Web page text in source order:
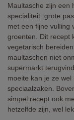
Maultasche zijn een
specialiteit: grote
met een fijne vulling
groenten. Dit recept
vegetarisch
maultaschen niet
supermarkt
moeite kan je ze wel
speciaalzaken.
simpel recept ook
hetzelfde zijn, wel